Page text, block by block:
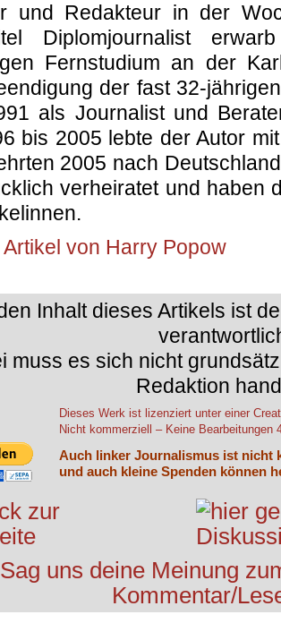
und Redakteur in der
Diplomjournalist
Fernstudium an der
der fast 32-
als Journalist und
bis 2005 lebte der Autor
2005 nach
verheiratet und haben
von Harry Popow
Inhalt dieses Artikels ist
muss es sich nicht
Redaktion
Dieses Werk ist lizenziert unter einer
Nicht kommerziell – Keine Bearbeitungen
Auch linker Journalismus ist nicht
und auch kleine Spenden können